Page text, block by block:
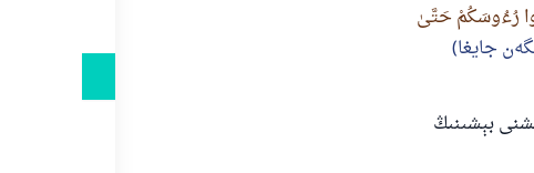
رُءُوسَكُمْ حَتَّىٰ
جايغا)
بېشىنىڭ